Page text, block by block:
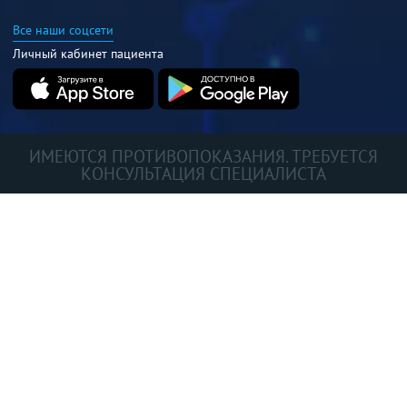
Все наши соцсети
Личный кабинет пациента
ИМЕЮТСЯ ПРОТИВОПОКАЗАНИЯ. ТРЕБУЕТСЯ
КОНСУЛЬТАЦИЯ СПЕЦИАЛИСТА